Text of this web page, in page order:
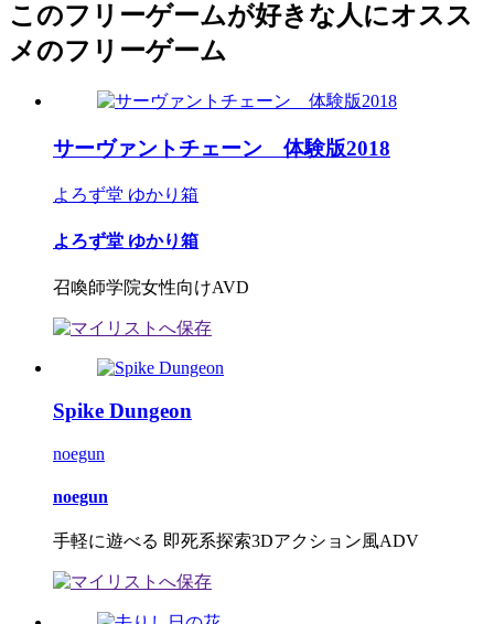
このフリーゲームが好きな人にオスス
メのフリーゲーム
サーヴァントチェーン 体験版2018
よろず堂 ゆかり箱
よろず堂 ゆかり箱
召喚師学院女性向けAVD
Spike Dungeon
noegun
noegun
手軽に遊べる 即死系探索3Dアクション風ADV